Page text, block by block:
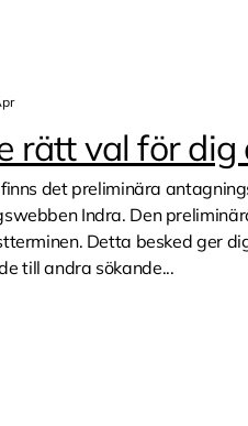
rätt val för dig
det preliminära
Indra. Den
Detta besked ger
till andra sökande...